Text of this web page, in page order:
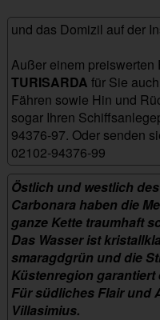
und das Domizil auf der
Außer einem
TURISARDA für Sie
Fähren sowie Hin und
sogar Ihren
94376-97. Oder senden
02102-94376-99
Östlich und westlich
Carbonara haben die
ganze Kette traumhaft
Das Wasser ist
smaragdgrün und die
Küstenregion
Für südliches Flair und
Villasimius.